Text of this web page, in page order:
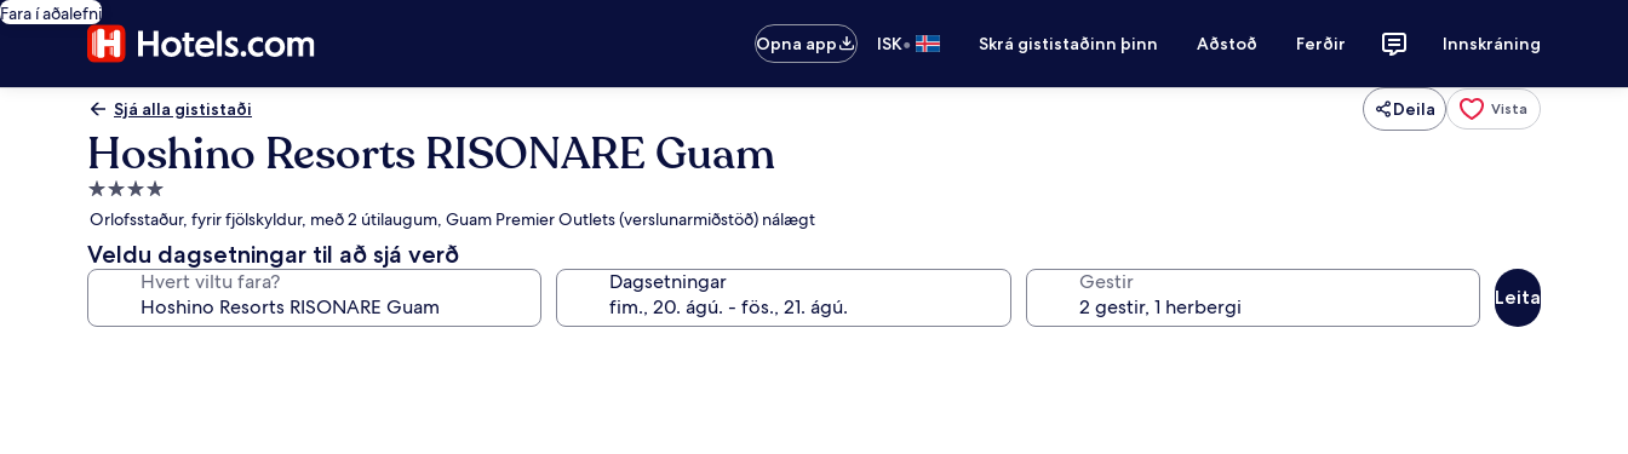
Fara í aðalefni
Opna app
ISK• Skrá gististaðinn þinn Aðstoð Ferðir Innskráning
Sjá alla gististaði Deila Vista
Hoshino Resorts RISONARE Guam
4.0
stjörnu
gististaður
Orlofsstaður, fyrir fjölskyldur, með 2 útilaugum, Guam Premier Outlets (verslunarmiðstöð) nálægt
Veldu dagsetningar til að sjá verð
Hvert viltu fara? Dagsetningar Gestir
Leita